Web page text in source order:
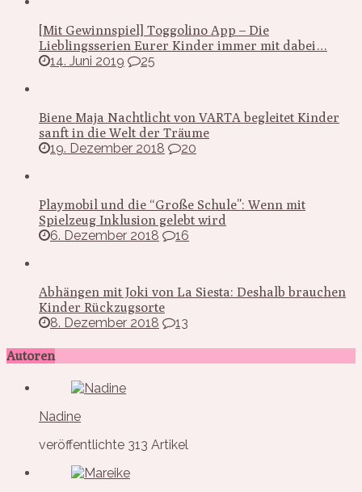
[Mit Gewinnspiel] Toggolino App – Die
Lieblingsserien Eurer Kinder immer mit dabei…
14. Juni 2019
25
Biene Maja Nachtlicht von VARTA begleitet Kinder
sanft in die Welt der Träume
19. Dezember 2018
20
Playmobil und die “Große Schule”: Wenn mit
Spielzeug Inklusion gelebt wird
6. Dezember 2018
16
Abhängen mit Joki von La Siesta: Deshalb brauchen
Kinder Rückzugsorte
8. Dezember 2018
13
Autoren
Nadine
veröffentlichte 313 Artikel